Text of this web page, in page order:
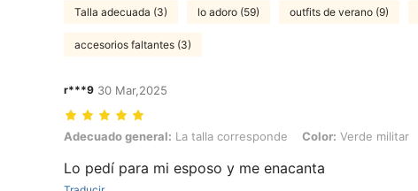
Talla adecuada (3) lo adoro (59) outfits de verano (9)
accesorios faltantes (3)
r***9 30 Mar,2025
Adecuado general: La talla corresponde, Color: Verde militar, Talla: M
Adecuado general: La talla corresponde Color: Verde militar
Lo pedí para mi esposo y me enacanta